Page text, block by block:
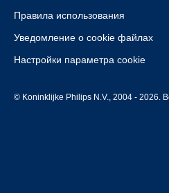
Правила использования
Уведомление о cookie файлах
Настройки параметра cookie
© Koninklijke Philips N.V., 2004 - 2026.